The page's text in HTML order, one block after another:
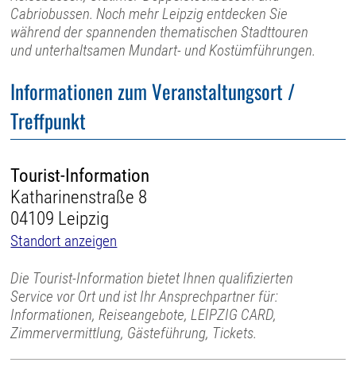
Cabriobussen. Noch mehr Leipzig entdecken Sie
während der spannenden thematischen Stadttouren
und unterhaltsamen Mundart- und Kostümführungen.
Informationen zum Veranstaltungsort /
Treffpunkt
Tourist-Information
Katharinenstraße 8
04109 Leipzig
Standort anzeigen
Die Tourist-Information bietet Ihnen qualifizierten
Service vor Ort und ist Ihr Ansprechpartner für:
Informationen, Reiseangebote, LEIPZIG CARD,
Zimmervermittlung, Gästeführung, Tickets.